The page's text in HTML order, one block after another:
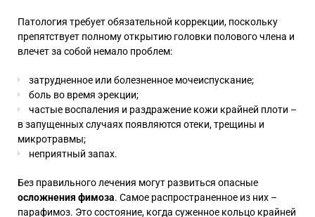
Патология требует обязательной коррекции, поскольку
препятствует полному открытию головки полового члена и
влечет за собой немало проблем:
затрудненное или болезненное мочеиспускание;
боль во время эрекции;
частые воспаления и раздражение кожи крайней плоти –
в запущенных случаях появляются отеки, трещины и
микротравмы;
неприятный запах.
Без правильного лечения могут развиться опасные
осложнения фимоза. Самое распространенное из них –
парафимоз. Это состояние, когда суженное кольцо крайней